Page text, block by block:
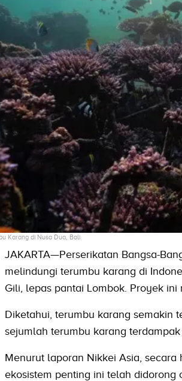
Karang di Nusa Dua, Bali
JAKARTA—Perserikatan Bangsa-
melindungi terumbu karang di
Gili, lepas pantai Lombok. Proyek
Diketahui, terumbu karang semakin
sejumlah terumbu karang
Menurut laporan Nikkei Asia,
ekosistem penting ini telah